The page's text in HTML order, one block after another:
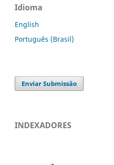
Idioma
English
Português (Brasil)
Enviar Submissão
INDEXADORES